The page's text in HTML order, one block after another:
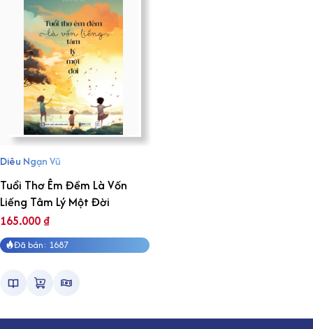
Diêu Ngạn Vũ
Tuổi Thơ Êm Đềm Là Vốn
Liếng Tâm Lý Một Đời
165.000₫
Đã bán: 1687